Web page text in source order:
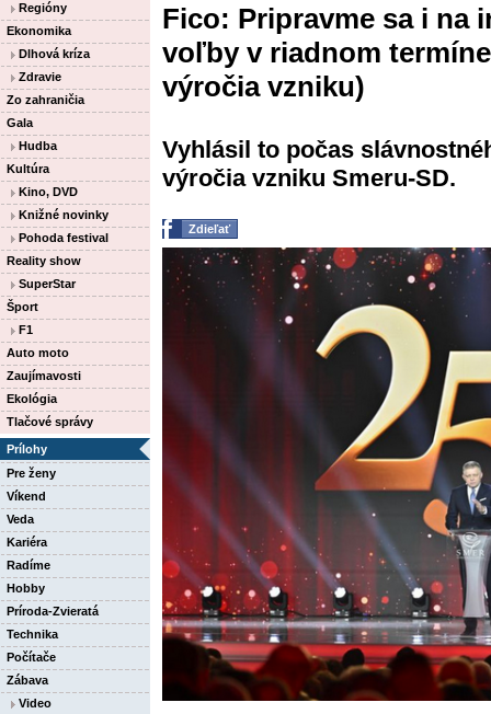
Regióny
Ekonomika
Dlhová kríza
Zdravie
Zo zahraničia
Gala
Hudba
Kultúra
Kino, DVD
Knižné novinky
Pohoda festival
Reality show
SuperStar
Šport
F1
Auto moto
Zaujímavosti
Ekológia
Tlačové správy
Prílohy
Pre ženy
Víkend
Veda
Kariéra
Radíme
Hobby
Príroda-Zvieratá
Technika
Počítače
Zábava
Video
Fico: Pripravme sa i na
voľby v riadnom
výročia vzniku)
Vyhlásil to počas
výročia vzniku Smeru-SD.
Zdieľať